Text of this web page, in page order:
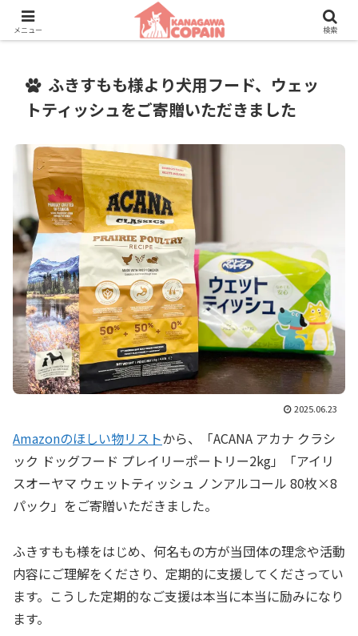
保護動物たちに、新しい家族との素敵な出会いを。
ふきすもも様より犬用フード、ウェッ
トティッシュをご寄贈いただきました
2025.06.23
Amazonのほしい物リストから、「ACANA アカナ クラシ
ック ドッグフード プレイリーポートリー2kg」「アイリ
スオーヤマ ウェットティッシュ ノンアルコール 80枚×8
パック」をご寄贈いただきました。
ふきすもも様をはじめ、何名もの方が当団体の理念や活動
内容にご理解をくださり、定期的に支援してくださってい
ます。こうした定期的なご支援は本当に本当に励みになり
ます。
メニュー 検索